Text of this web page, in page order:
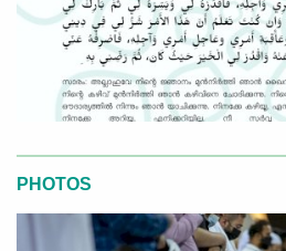
PHOTOS